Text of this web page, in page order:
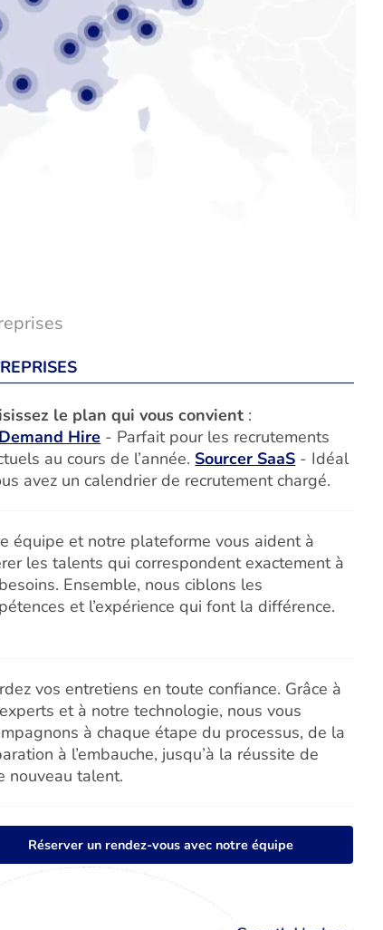
le plan qui vous convient :
Hire - Parfait pour les recrutements
au cours de l’année. Sourcer SaaS - Idéal
avez un calendrier de recrutement chargé.
équipe et notre plateforme vous aident à
les talents qui correspondent exactement à
Ensemble, nous ciblons les
et l’expérience qui font la différence.
vos entretiens en toute confiance. Grâce à
et à notre technologie, nous vous
à chaque étape du processus, de la
à l’embauche, jusqu’à la réussite de
nouveau talent.
Réserver un rendez-vous avec notre équipe